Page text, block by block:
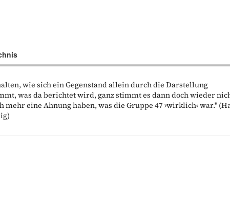
wie sich ein Gegenstand allein durch die Darstellung
was da berichtet wird, ganz stimmt es dann doch wieder
eine Ahnung haben, was die Gruppe 47 ›wirklich‹ war."